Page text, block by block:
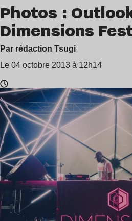
Photos :
Dimensions
Par rédaction Tsugi
Le 04 octobre 2013 à 12h14
Temps
de
lecture
0
min